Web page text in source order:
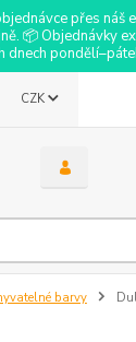
přes náš
📦 Objednávky
dnech
CZK
barvy